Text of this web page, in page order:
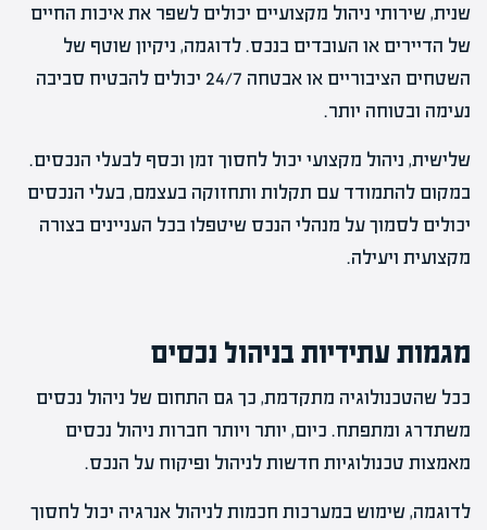
שנית, שירותי ניהול מקצועיים יכולים לשפר את איכות החיים
של הדיירים או העובדים בנכס. לדוגמה, ניקיון שוטף של
השטחים הציבוריים או אבטחה 24/7 יכולים להבטיח סביבה
נעימה ובטוחה יותר.
שלישית, ניהול מקצועי יכול לחסוך זמן וכסף לבעלי הנכסים.
במקום להתמודד עם תקלות ותחזוקה בעצמם, בעלי הנכסים
יכולים לסמוך על מנהלי הנכס שיטפלו בכל העניינים בצורה
מקצועית ויעילה.
מגמות עתידיות בניהול נכסים
ככל שהטכנולוגיה מתקדמת, כך גם התחום של ניהול נכסים
משתדרג ומתפתח. כיום, יותר ויותר חברות ניהול נכסים
מאמצות טכנולוגיות חדשות לניהול ופיקוח על הנכס.
לדוגמה, שימוש במערכות חכמות לניהול אנרגיה יכול לחסוך